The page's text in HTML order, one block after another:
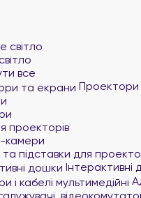
світло
все
Проектори
проекторів
камери
та підставки для
Інтерактивні